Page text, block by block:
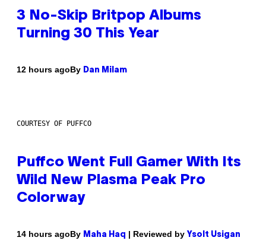
3 No-Skip Britpop Albums
Turning 30 This Year
12 hours agoBy Dan Milam
COURTESY OF PUFFCO
Puffco Went Full Gamer With Its
Wild New Plasma Peak Pro
Colorway
14 hours agoBy Maha Haq | Reviewed by Ysolt Usigan